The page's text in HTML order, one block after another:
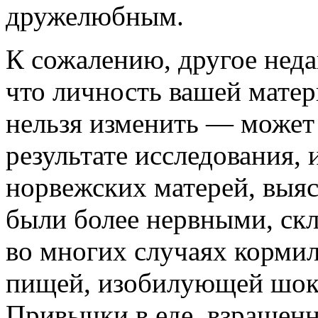
дружелюбным.
К сожалению, другое
что личность вашей
нельзя изменить — может
результате
норвежских матерей,
были более нервными,
во многих случаях
пищей, изобилующей